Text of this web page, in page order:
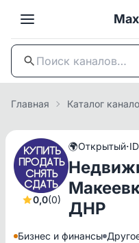
Max
Главная Каталог
0,0(0)
🌍Открытый·
ДНР
Бизнес и финансы